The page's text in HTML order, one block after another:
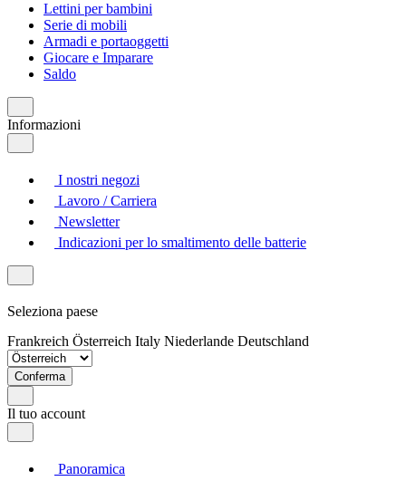
Lettini per bambini
Serie di mobili
Armadi e portaoggetti
Giocare e Imparare
Saldo
Informazioni
I nostri negozi
Lavoro / Carriera
Newsletter
Indicazioni per lo smaltimento delle batterie
Seleziona paese
Frankreich Österreich Italy Niederlande Deutschland
Conferma
Il tuo account
Panoramica